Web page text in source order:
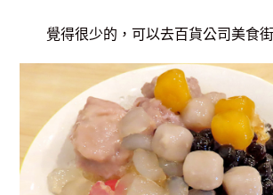
覺得很少的，可以去百貨公司美食